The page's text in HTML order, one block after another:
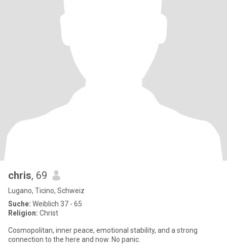
chris, 69
Lugano, Ticino, Schweiz
Suche: Weiblich 37 - 65
Religion: Christ
Cosmopolitan, inner peace, emotional stability, and a strong
connection to the here and now. No panic.